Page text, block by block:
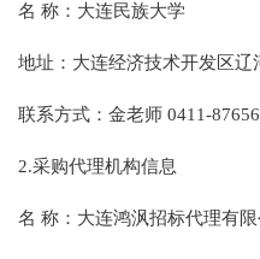
名 称：大连民族大
地址：大连经济技术
联系方式：金老师
2.采购代理机构信息
名 称：大连鸿沨